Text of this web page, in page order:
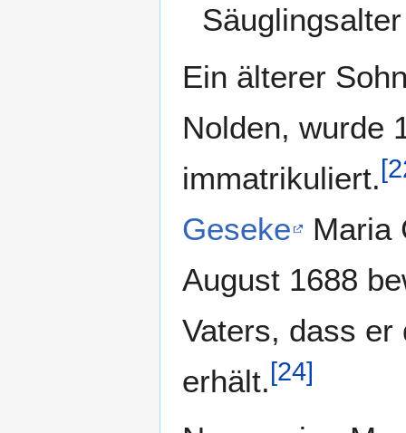
Ein älterer
Nolden, wurde
immatrikuliert.[
Geseke
Maria
August 1688
Vaters, dass
erhält.[24]